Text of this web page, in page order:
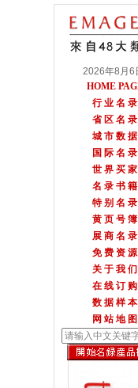
2026年8月6
HOME
行 业 名 录
省 区 名 录
城 市 数 据
国 际 名 录
世 界 买 家
名 录 书 籍
特 别 名 录
黄 页 号 簿
展 商 名 录
免 费 资 源
关 于 我 们
在 线 订 购
数 据 样 本
网 站 地 图